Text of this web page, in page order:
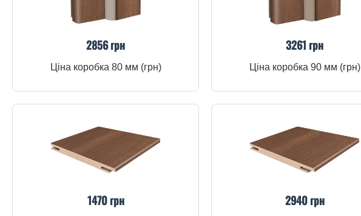
2856 грн
Ціна коробка 80 мм (грн)
3261 грн
Ціна коробка 90 мм (грн)
1470 грн 2940 грн